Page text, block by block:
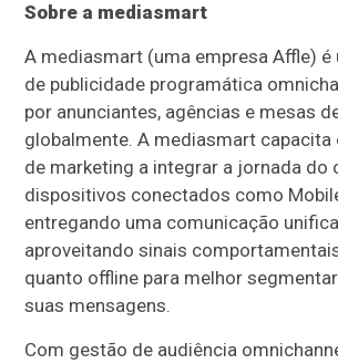
Sobre a mediasmart
A mediasmart (uma empresa Affle)
de publicidade programática
por anunciantes, agências e mesas
globalmente. A mediasmart
de marketing a integrar a jornada do
dispositivos conectados como
entregando uma comunicação
aproveitando sinais
quanto offline para melhor
suas mensagens.
Com gestão de audiência